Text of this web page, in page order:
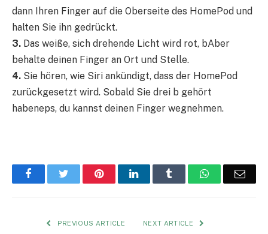
dann Ihren Finger auf die Oberseite des HomePod und
halten Sie ihn gedrückt.
3. Das weiße, sich drehende Licht wird rot, bAber
behalte deinen Finger an Ort und Stelle.
4. Sie hören, wie Siri ankündigt, dass der HomePod
zurückgesetzt wird. Sobald Sie drei b gehört
habeneps, du kannst deinen Finger wegnehmen.
FacebookTwitter PinterestLinkedIn Tumblr WhatsApp
PREVIOUS ARTICLE NEXT ARTICLE